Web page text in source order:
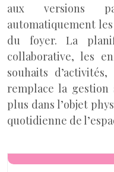
aux versions
automatiquement
du foyer. La
collaborative, les
souhaits
remplace la
plus dans l’objet
quotidienne de